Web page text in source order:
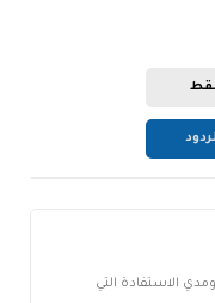
الاستفادة التي